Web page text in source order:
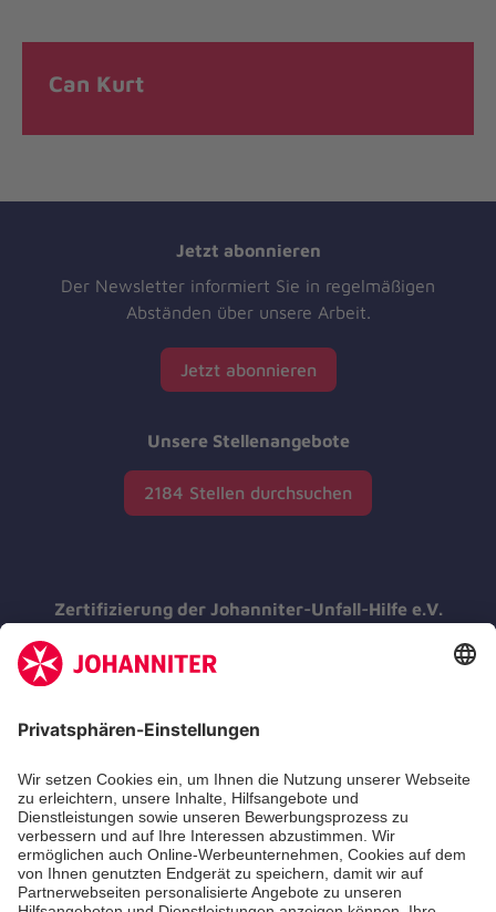
Can Kurt
Jetzt abonnieren
Der Newsletter informiert Sie in regelmäßigen
Abständen über unsere Arbeit.
Jetzt abonnieren
Unsere Stellenangebote
2184 Stellen durchsuchen
Zertifizierung der Johanniter-Unfall-Hilfe e.V.
Die Johanniter GmbH führt das
e.V.